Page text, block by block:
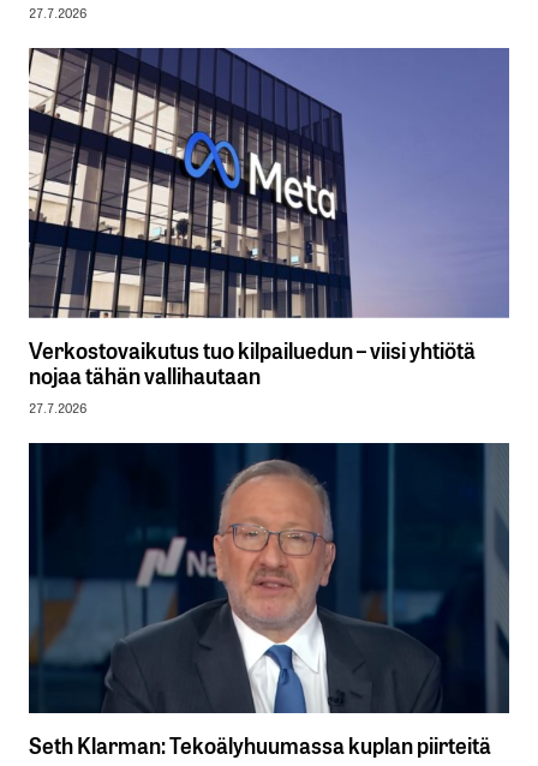
27.7.2026
Verkostovaikutus tuo kilpailuedun – viisi yhtiötä
nojaa tähän vallihautaan
27.7.2026
Seth Klarman: Tekoälyhuumassa kuplan piirteitä